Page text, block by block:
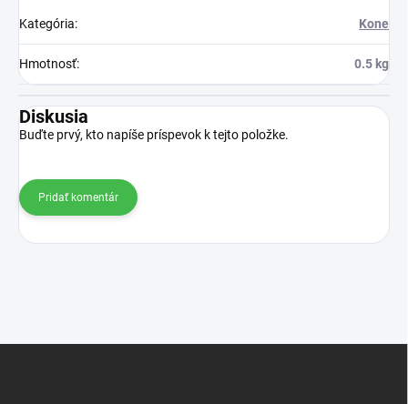
Kategória: Kone
Hmotnosť: 0.5 kg
Diskusia
Buďte prvý, kto napíše príspevok k tejto položke.
Pridať komentár